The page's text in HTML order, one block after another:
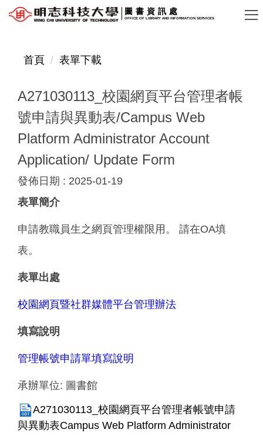
跳
圖書資訊處
OFFICE OF LIBRARY AND INFORMATION SERVICES
首頁 表單下載
A271030113_校園網頁平台管理者帳
號申請與異動表/Campus Web
Platform Administrator Account
Application/ Update Form
發佈日期 : 2025-01-19
表單簡介
申請教職員生之網頁管理權限用。 請在OA填
表。
表單出處
校園網頁暨社群媒體平台管理辦法
填寫說明
管理帳號申請單填寫說明
承辦單位: 圖書館
A271030113_校園網頁平台管理者帳號申請
與異動表Campus Web Platform Administrator